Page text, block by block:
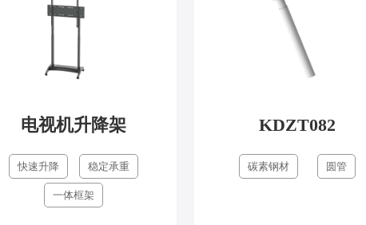
电视机升降架
快速升降 稳定承重
一体框架
KDZT082
碳素钢材 圆管